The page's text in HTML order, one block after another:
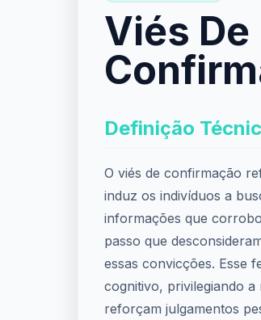
Viés De
Definição
O viés de confirmação
induz os indivíduos a
informações que
passo que
essas convicções. Esse
cognitivo, privilegiando
reforçam julgamentos